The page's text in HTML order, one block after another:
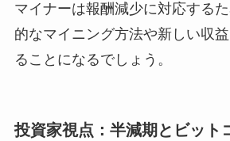
マイナーは報酬減少に対応する
的なマイニング方法や新しい収
ることになるでしょう。
投資家視点：半減期とビット